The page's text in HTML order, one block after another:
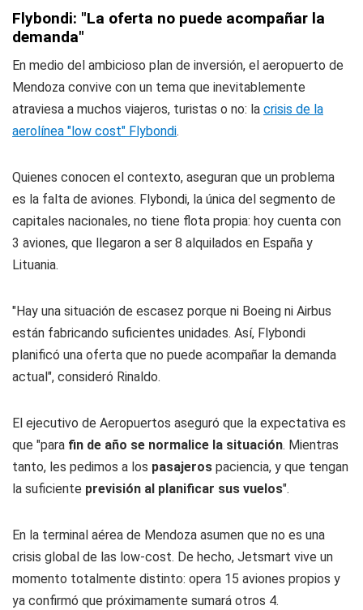
Flybondi: "La oferta no puede acompañar la
demanda"
En medio del ambicioso plan de inversión, el aeropuerto de
Mendoza convive con un tema que inevitablemente
atraviesa a muchos viajeros, turistas o no: la crisis de la
aerolínea "low cost" Flybondi.
Quienes conocen el contexto, aseguran que un problema
es la falta de aviones. Flybondi, la única del segmento de
capitales nacionales, no tiene flota propia: hoy cuenta con
3 aviones, que llegaron a ser 8 alquilados en España y
Lituania.
"Hay una situación de escasez porque ni Boeing ni Airbus
están fabricando suficientes unidades. Así, Flybondi
planificó una oferta que no puede acompañar la demanda
actual", consideró Rinaldo.
El ejecutivo de Aeropuertos aseguró que la expectativa es
que "para fin de año se normalice la situación. Mientras
tanto, les pedimos a los pasajeros paciencia, y que tengan
la suficiente previsión al planificar sus vuelos".
En la terminal aérea de Mendoza asumen que no es una
crisis global de las low-cost. De hecho, Jetsmart vive un
momento totalmente distinto: opera 15 aviones propios y
ya confirmó que próximamente sumará otros 4.